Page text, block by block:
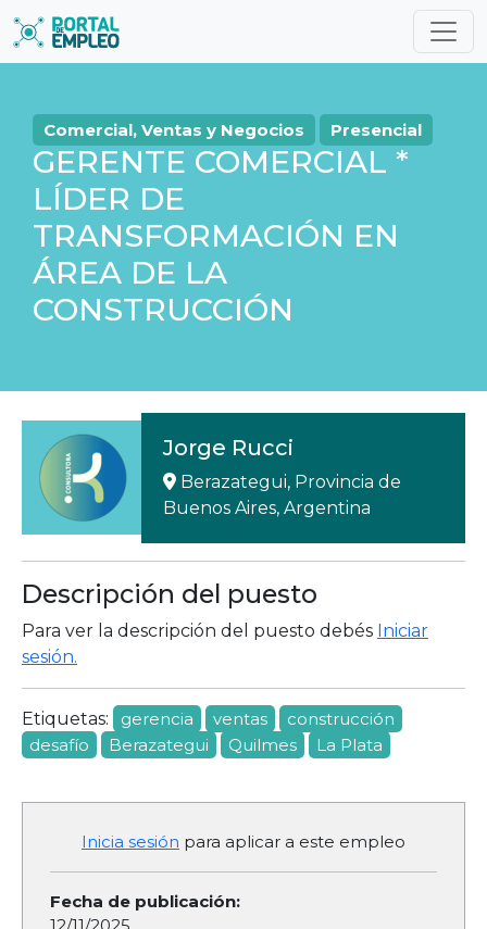
Comercial, Ventas y Negocios Presencial
GERENTE COMERCIAL *
LÍDER DE
TRANSFORMACIÓN EN
ÁREA DE LA
CONSTRUCCIÓN
Jorge Rucci
Berazategui, Provincia de
Buenos Aires, Argentina
Descripción del puesto
Para ver la descripción del puesto debés Iniciar
sesión.
Etiquetas: gerencia ventas
construcción
desafío
Berazategui Quilmes La Plata
Inicia sesión para aplicar a este empleo
Fecha de publicación: